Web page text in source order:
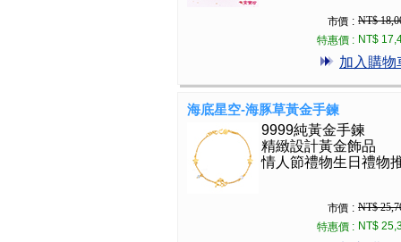
市價 : NT$
特惠價 : NT$
加入購物
海底星空-海豚草黃金手鍊
9999純黃金手鍊
精緻設計黃金飾品
情人節禮物生日禮物
市價 : NT$
特惠價 : NT$